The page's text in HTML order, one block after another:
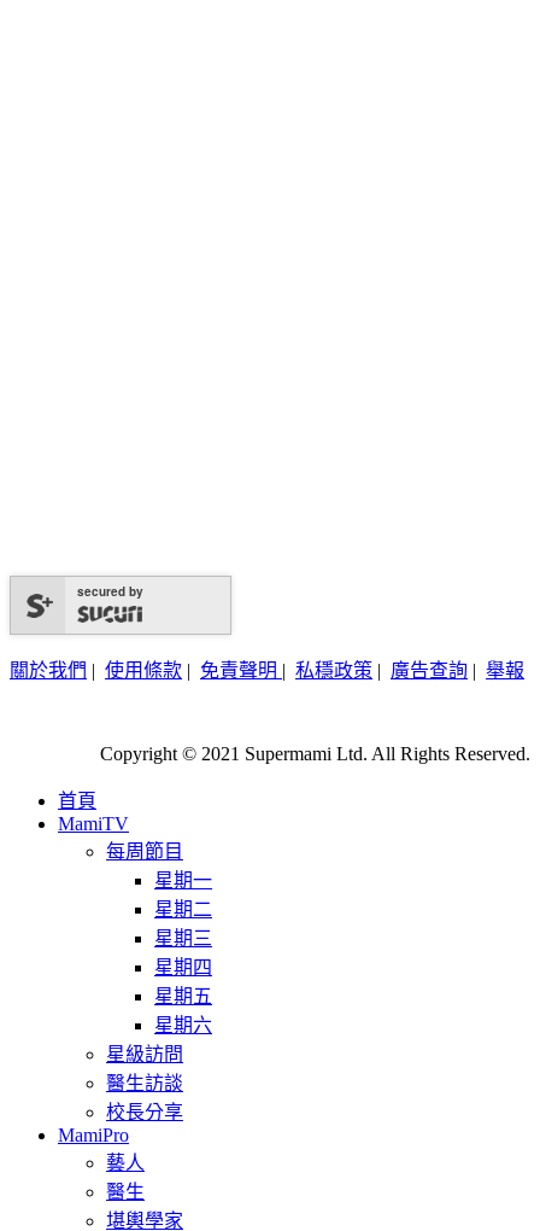
secured by
關於我們 | 使用條款 | 免責聲明 | 私穩政策 | 廣告查詢 | 舉報
Copyright © 2021 Supermami Ltd. All Rights Reserved.
首頁
MamiTV
每周節目
星期一
星期二
星期三
星期四
星期五
星期六
星級訪問
醫生訪談
校長分享
MamiPro
藝人
醫生
堪輿學家